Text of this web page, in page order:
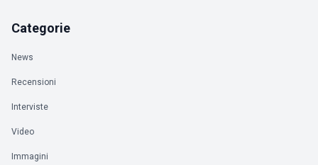
Categorie
News
Recensioni
Interviste
Video
Immagini